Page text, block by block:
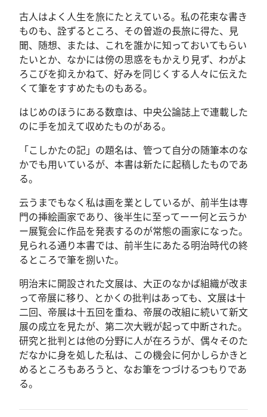
古人はよく人生を旅にたとえている。私の花束な書き
ものも、詮ずるところ、その曽遊の長旅に得た、見
聞、随想、または、これを誰かに知っておいてもらい
たいとか、なかには傍の思惑をもかえり見ず、わがよ
ろこびを抑えかねて、好みを同じくする人々に伝えた
くて筆をすすめたものもある。
はじめのほうにある数章は、中央公論誌上で連載した
のに手を加えて収めたものがある。
「こしかたの記」の題名は、管つて自分の随筆本のな
かでも用いているが、本書は新たに起稿したものであ
る。
云うまでもなく私は画を業としているが、前半生は専
門の挿絵画家であり、後半生に至ってーー何と云うか
ー展覧会に作品を発表するのが常態の画家になった。
見られる通り本書では、前半生にあたる明治時代の終
るところで筆を捌いた。
明治末に開設された文展は、大正のなかば組織が改ま
って帝展に移り、とかくの批判はあっても、文展は十
二回、帝展は十五回を重ね、帝展の改組に続いて新文
展の成立を見たが、第二次大戦が起って中断された。
研究と批判とは他の分野に人が在ろうが、偶々そのた
だなかに身を処した私は、この機会に何かしらかきと
めるところもあろうと、なお筆をつづけるつもりであ
る。